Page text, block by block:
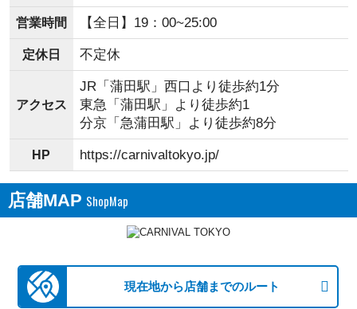
営業時間 【全日】19：00~25:00
定休日 不定休
アクセス
JR「蒲田駅」西口より徒歩約1分
東急「蒲田駅」より徒歩約1
分京「急蒲田駅」より徒歩約8分
HP https://carnivaltokyo.jp/
店舗MAP
現在地から店舗までのルート